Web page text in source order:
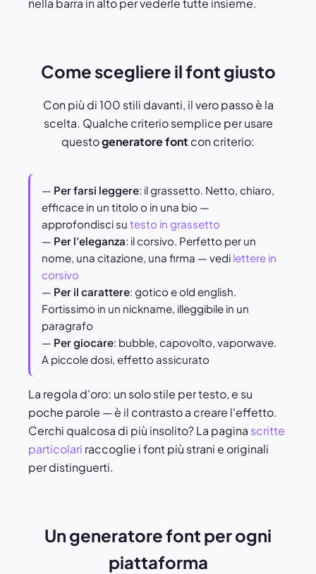
nella barra in alto per vederle tutte insieme.
Come scegliere il font giusto
Con più di 100 stili davanti, il vero passo è la
scelta. Qualche criterio semplice per usare
questogeneratore font con criterio:
— Per farsi leggere: il grassetto. Netto, chiaro,
efficace in un titolo o in una bio —
approfondisci su testo in grassetto
— Per l'eleganza: il corsivo. Perfetto per un
nome, una citazione, una firma — vedi lettere in
corsivo
— Per il carattere: gotico e old english.
Fortissimo in un nickname, illeggibile in un
paragrafo
— Per giocare: bubble, capovolto, vaporwave.
A piccole dosi, effetto assicurato
La regola d'oro: un solo stile per testo, e su
poche parole — è il contrasto a creare l'effetto.
Cerchi qualcosa di più insolito? La pagina scritte
particolari raccoglie i font più strani e originali
per distinguerti.
Un generatore font per ogni
piattaforma